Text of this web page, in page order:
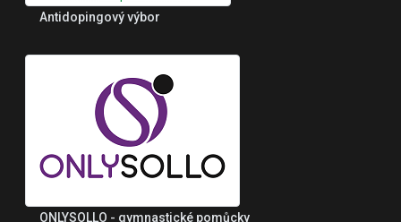
Antidopingový výbor
ONLYSOLLO - gymnastické pomůcky